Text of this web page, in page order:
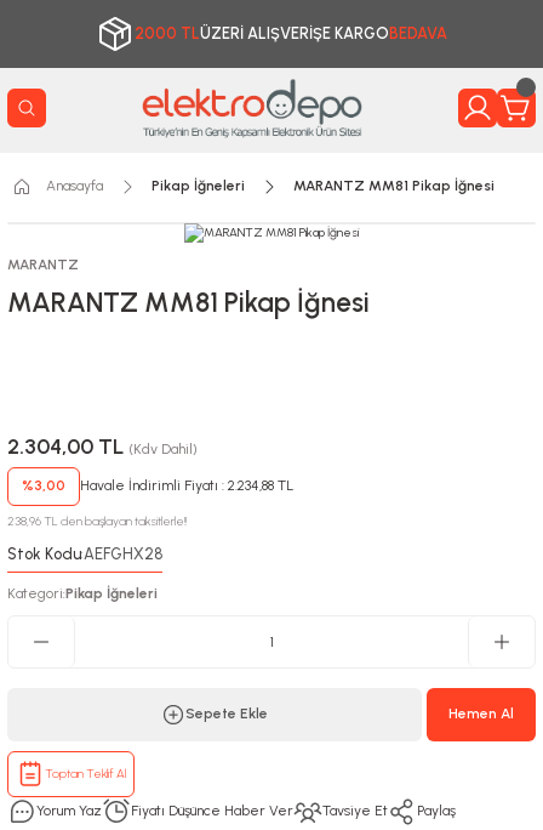
2000 TLÜZERİ ALIŞVERİŞE KARGO BEDAVA
Anasayfa Pikap İğneleri MARANTZ MM81 Pikap İğnesi
MARANTZ
MARANTZ MM81 Pikap İğnesi
2.304,00 TL (Kdv Dahil)
%3,00 Havale İndirimli Fiyatı : 2.234,88 TL
238,96 TL den başlayan taksitlerle!!
Stok Kodu:AEFGHX28
Kategori:Pikap İğneleri
Sepete Ekle Hemen Al
Toptan Teklif Al
Yorum Yaz Fiyatı Düşünce Haber Ver Tavsiye Et Paylaş